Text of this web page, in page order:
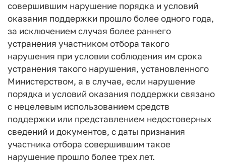
совершившим нарушение порядка и условий
оказания поддержки прошло более одного года,
за исключением случая более раннего
устранения участником отбора такого
нарушения при условии соблюдения им срока
устранения такого нарушения, установленного
Министерством, а в случае, если нарушение
порядка и условий оказания поддержки связано
с нецелевым использованием средств
поддержки или представлением недостоверных
сведений и документов, с даты признания
участника отбора совершившим такое
нарушение прошло более трех лет.